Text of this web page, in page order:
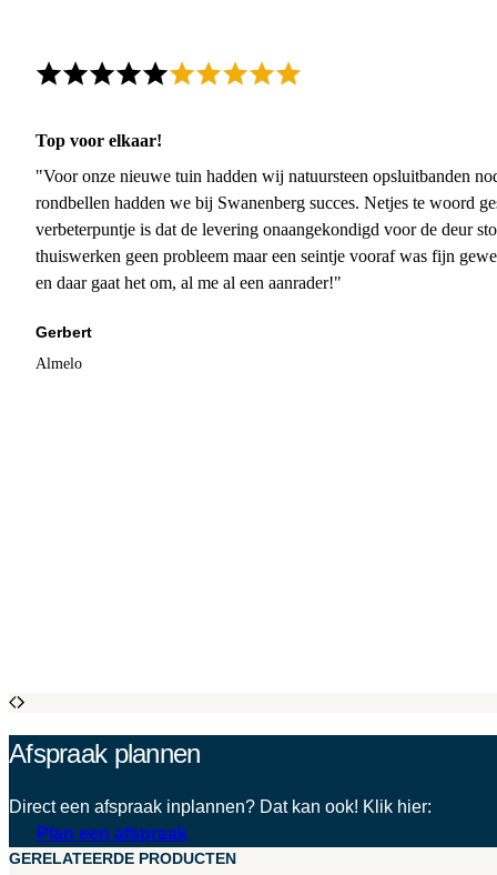
Top voor elkaar!
"Voor onze nieuwe tuin hadden wij natuursteen opsluitbanden
rondbellen hadden we bij Swanenberg succes. Netjes te woord
verbeterpuntje is dat de levering onaangekondigd voor de deur
thuiswerken geen probleem maar een seintje vooraf was fijn
en daar gaat het om, al me al een aanrader!"
Gerbert
Almelo
Afspraak plannen
Direct een afspraak inplannen? Dat kan ook! Klik hier:
Plan een afspraak
GERELATEERDE PRODUCTEN